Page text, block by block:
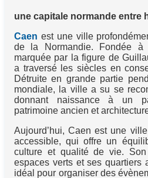
une capitale normande entre
Caen est une ville
de la Normandie. Fondée à
marquée par la figure de
a traversé les siècles en
Détruite en grande partie
mondiale, la ville a su se
donnant naissance à un
patrimoine ancien et
Aujourd’hui, Caen est une
accessible, qui offre un
culture et qualité de vie.
espaces verts et ses quartiers
idéal pour organiser des